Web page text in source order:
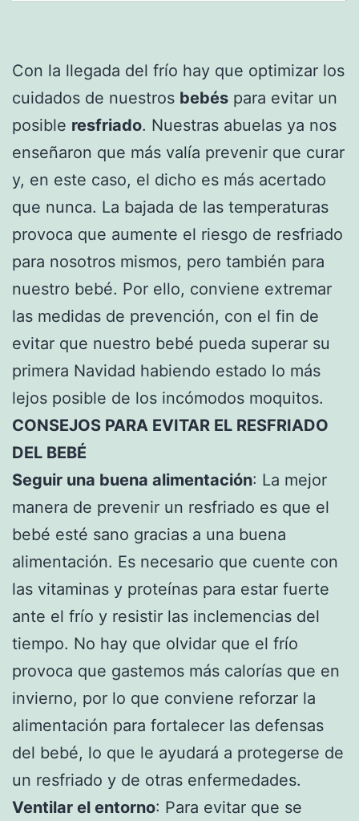
Con la llegada del frío hay que optimizar los
cuidados de nuestros bebés para evitar un
posible resfriado. Nuestras abuelas ya nos
enseñaron que más valía prevenir que curar
y, en este caso, el dicho es más acertado
que nunca. La bajada de las temperaturas
provoca que aumente el riesgo de resfriado
para nosotros mismos, pero también para
nuestro bebé. Por ello, conviene extremar
las medidas de prevención, con el fin de
evitar que nuestro bebé pueda superar su
primera Navidad habiendo estado lo más
lejos posible de los incómodos moquitos.
CONSEJOS PARA EVITAR EL RESFRIADO
DEL BEBÉ
Seguir una buena alimentación: La mejor
manera de prevenir un resfriado es que el
bebé esté sano gracias a una buena
alimentación. Es necesario que cuente con
las vitaminas y proteínas para estar fuerte
ante el frío y resistir las inclemencias del
tiempo. No hay que olvidar que el frío
provoca que gastemos más calorías que en
invierno, por lo que conviene reforzar la
alimentación para fortalecer las defensas
del bebé, lo que le ayudará a protegerse de
un resfriado y de otras enfermedades.
Ventilar el entorno: Para evitar que se